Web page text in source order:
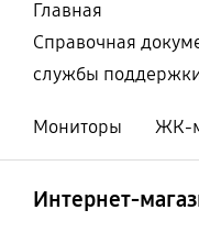
Главная
Справочная
службы
Мониторы ЖК-
Интернет-